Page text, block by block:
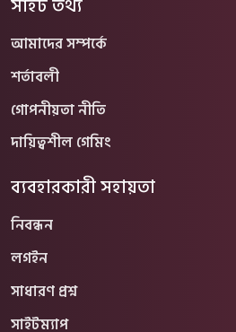
সাইট তথ্য
আমাদের সম্পর্কে
শর্তাবলী
গোপনীয়তা নীতি
দায়িত্বশীল গেমিং
ব্যবহারকারী সহায়তা
নিবন্ধন
লগইন
সাধারণ প্রশ্ন
সাইটম্যাপ